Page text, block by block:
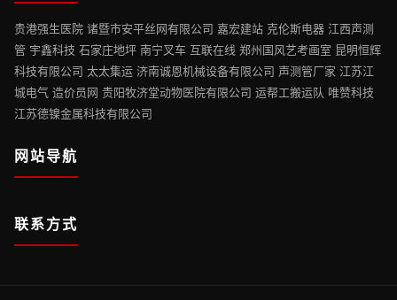
贵港强生医院 诸暨市安平丝网有限公司 嘉宏建站 克伦斯电器 江西声测
管 宇鑫科技 石家庄地坪 南宁叉车 互联在线 郑州国风艺考画室 昆明恒辉
科技有限公司 太太集运 济南诚恩机械设备有限公司 声测管厂家 江苏江
城电气 造价员网 贵阳牧济堂动物医院有限公司 运帮工搬运队 唯赞科技
江苏德镍金属科技有限公司
网站导航
联系方式